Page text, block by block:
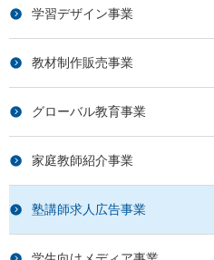
学習デザイン事業
教材制作販売事業
グローバル教育事業
家庭教師紹介事業
塾講師求人広告事業